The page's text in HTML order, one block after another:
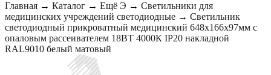
Главная → Каталог → Ещё Э → Светильники для
медицинских учреждений светодиодные → Светильник
светодиодный прикроватный медицинский 648х166х97мм с
опаловым рассеивателем 18ВТ 4000К IP20 накладной
RAL9010 белый матовый